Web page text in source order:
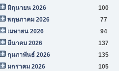
มิถุนายน 2026
100
พฤษภาคม 2026
77
เมษายน 2026
94
มีนาคม 2026
137
กุมภาพันธ์ 2026
135
มกราคม 2026
105